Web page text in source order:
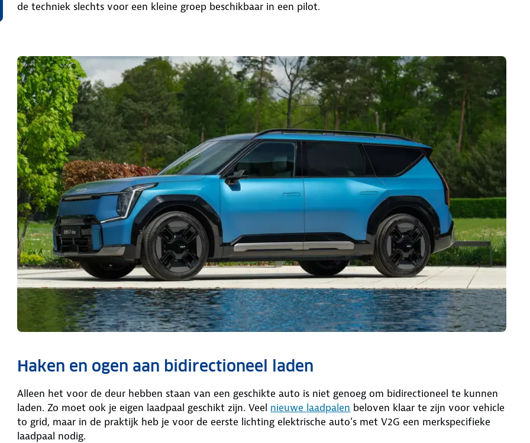
de techniek slechts voor een kleine groep beschikbaar in een pilot.
Haken en ogen aan bidirectioneel laden
Alleen het voor de deur hebben staan van een geschikte auto is niet genoeg om bidirectioneel te kunnen
laden. Zo moet ook je eigen laadpaal geschikt zijn. Veel nieuwe laadpalen beloven klaar te zijn voor vehicle
to grid, maar in de praktijk heb je voor de eerste lichting elektrische auto’s met V2G een merkspecifieke
laadpaal nodig.